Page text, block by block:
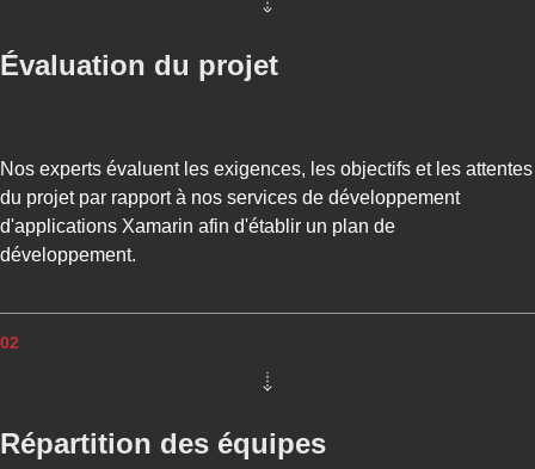
Évaluation du projet
Nos experts évaluent les exigences, les objectifs et les attentes
du projet par rapport à nos services de développement
d'applications Xamarin afin d'établir un plan de
développement.
02
Répartition des équipes